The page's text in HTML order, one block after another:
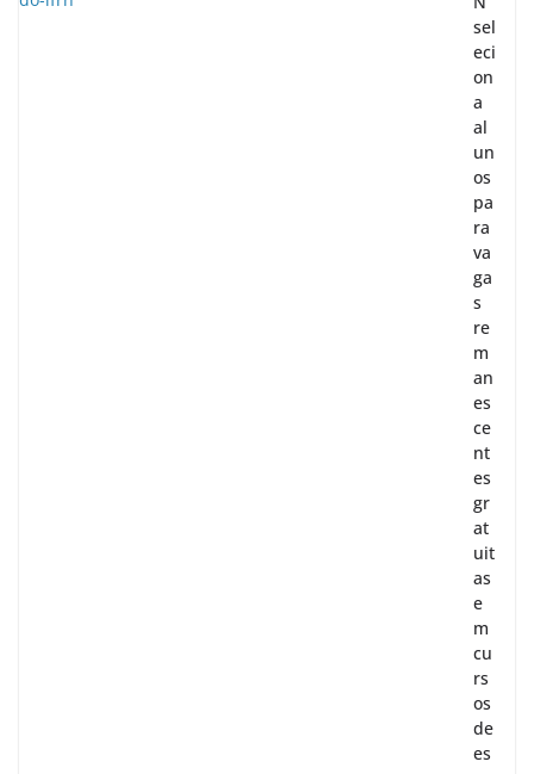
sel
eci
on
a
al
un
os
pa
ra
va
ga
s
re
m
an
es
ce
nt
es
gr
at
uit
as
e
m
cu
rs
os
de
es